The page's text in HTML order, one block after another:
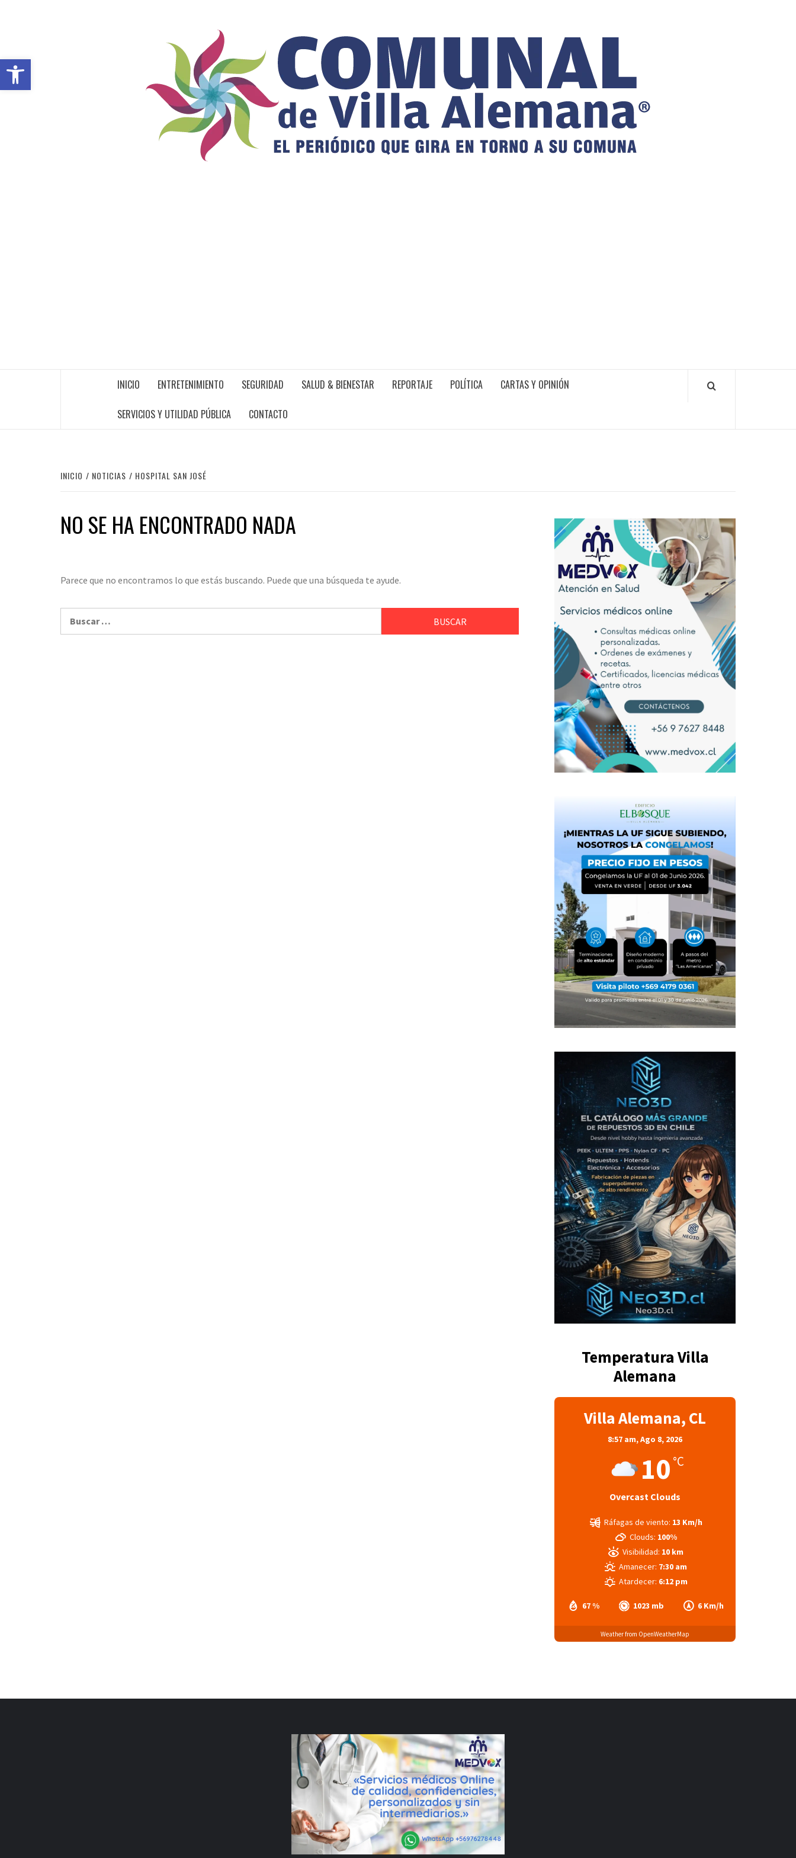
Abrir barra de herramientas
INICIO ENTRETENIMIENTO SEGURIDAD SALUD & BIENESTAR REPORTAJE POLÍTICA CARTAS Y OPINIÓN
SERVICIOS Y UTILIDAD PÚBLICA CONTACTO
INICIO NOTICIAS HOSPITAL SAN JOSÉ
NO SE HA ENCONTRADO NADA
Parece que no encontramos lo que estás buscando. Puede que una búsqueda te ayude.
Temperatura Villa
Alemana
Villa Alemana, CL
8:57 am,Ago 8, 2026
10 °C
Overcast Clouds
67 % 1023 mb 6 Km/h
Ráfagas de viento: 13 Km/h
Clouds: 100%
Visibilidad: 10 km
Amanecer: 7:30 am
Atardecer: 6:12 pm
Weather from OpenWeatherMap